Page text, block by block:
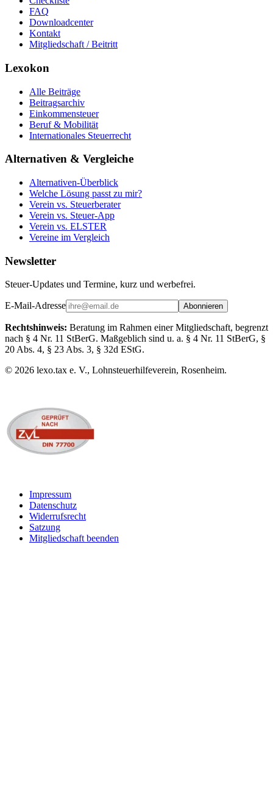
FAQ
Downloadcenter
Kontakt
Mitgliedschaft / Beitritt
Lexokon
Alle Beiträge
Beitragsarchiv
Einkommensteuer
Beruf & Mobilität
Internationales Steuerrecht
Alternativen & Vergleiche
Alternativen-Überblick
Welche Lösung passt zu mir?
Verein vs. Steuerberater
Verein vs. Steuer-App
Verein vs. ELSTER
Vereine im Vergleich
Newsletter
Steuer-Updates und Termine, kurz und werbefrei.
E-Mail-Adresse Abonnieren
Rechtshinweis: Beratung im Rahmen einer Mitgliedschaft, begrenzt
nach § 4 Nr. 11 StBerG. Maßgeblich sind u. a. § 4 Nr. 11 StBerG, §
20 Abs. 4, § 23 Abs. 3, § 32d EStG.
© 2026 lexo.tax e. V., Lohnsteuerhilfeverein, Rosenheim.
Impressum
Datenschutz
Widerrufsrecht
Satzung
Mitgliedschaft beenden